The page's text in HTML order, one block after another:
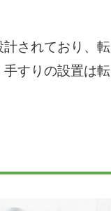
されており、転
すりの設置は転